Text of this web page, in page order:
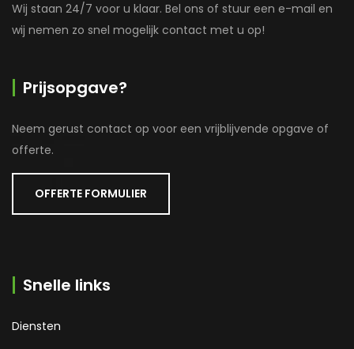
Wij staan 24/7 voor u klaar. Bel ons of stuur een e-mail en
wij nemen zo snel mogelijk contact met u op!
Prijsopgave?
Neem gerust contact op voor een vrijblijvende opgave of
offerte.
OFFERTE FORMULIER
Snelle links
Diensten